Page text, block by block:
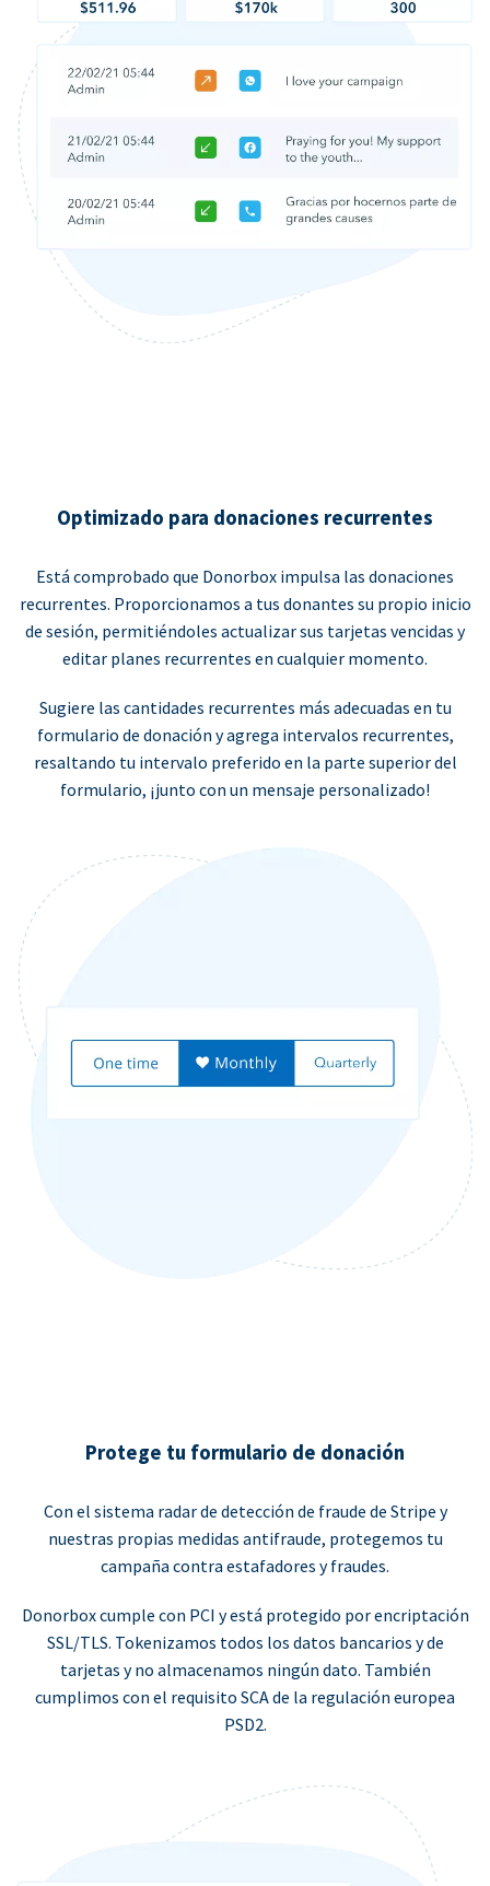
Optimizado para donaciones recurrentes
Está comprobado que Donorbox impulsa las donaciones
recurrentes. Proporcionamos a tus donantes su propio inicio
de sesión, permitiéndoles actualizar sus tarjetas vencidas y
editar planes recurrentes en cualquier momento.
Sugiere las cantidades recurrentes más adecuadas en tu
formulario de donación y agrega intervalos recurrentes,
resaltando tu intervalo preferido en la parte superior del
formulario, ¡junto con un mensaje personalizado!
Protege tu formulario de donación
Con el sistema radar de detección de fraude de Stripe y
nuestras propias medidas antifraude, protegemos tu
campaña contra estafadores y fraudes.
Donorbox cumple con PCI y está protegido por encriptación
SSL/TLS. Tokenizamos todos los datos bancarios y de
tarjetas y no almacenamos ningún dato. También
cumplimos con el requisito SCA de la regulación europea
PSD2.